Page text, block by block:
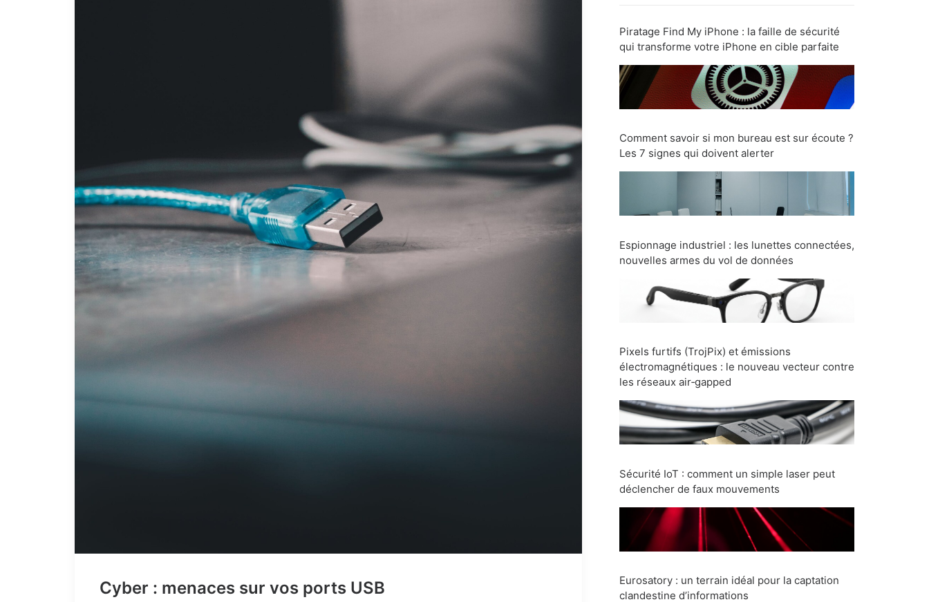
Cyber : menaces sur vos ports USB
Piratage Find My iPhone : la faille de sécurité
qui transforme votre iPhone en cible parfaite
Comment savoir si mon bureau est sur écoute ?
Les 7 signes qui doivent alerter
Espionnage industriel : les lunettes connectées,
nouvelles armes du vol de données
Pixels furtifs (TrojPix) et émissions
électromagnétiques : le nouveau vecteur contre
les réseaux air‑gapped
Sécurité IoT : comment un simple laser peut
déclencher de faux mouvements
Eurosatory : un terrain idéal pour la captation
clandestine d’informations